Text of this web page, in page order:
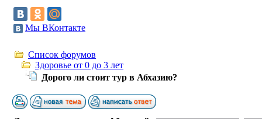
Мы ВКонтакте
Список форумов
Здоровье от 0 до 3 лет
Дорого ли стоит тур в Абхазию?